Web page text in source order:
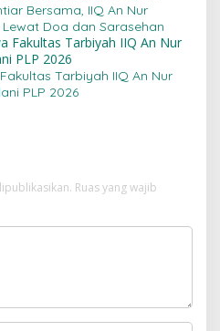
Bersama, IIQ An Nur
Doa dan Sarasehan
Tarbiyah IIQ An Nur
PLP 2026
Ruas yang wajib